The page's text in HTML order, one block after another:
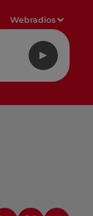
Webradios